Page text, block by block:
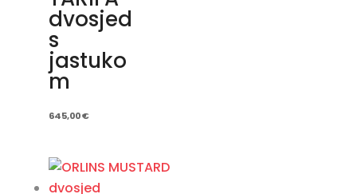
dvosjed
s
jastuko
m
645,00€